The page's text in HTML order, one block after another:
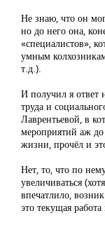
Не знаю, что он
но до него она,
«специалистов»,
умным
т.д.).
И получил я ответ
труда и
Лаврентьевой, в
мероприятий аж
жизни, прочёл и
Нет, то, что по
увеличиваться
впечатлило,
это текущая работа